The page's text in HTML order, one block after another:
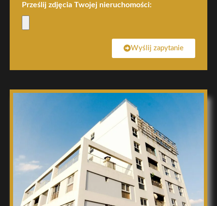
Prześlij zdjęcia Twojej nieruchomości:
Wyślij zapytanie